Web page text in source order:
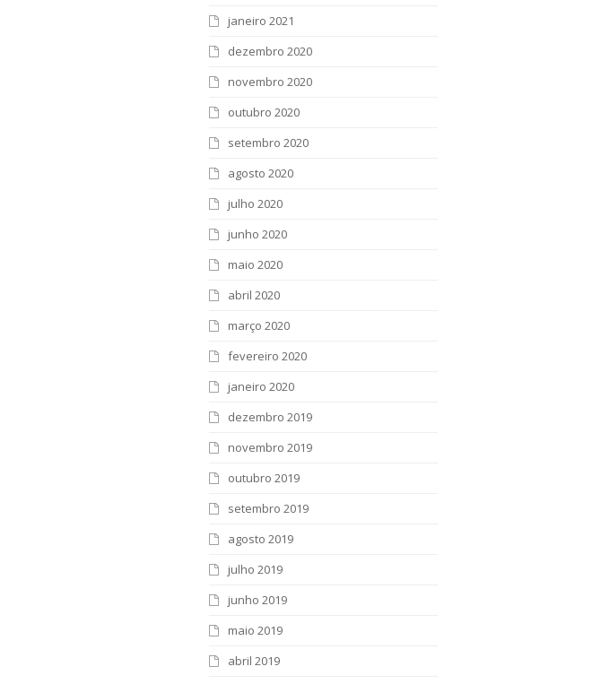
janeiro 2021
dezembro 2020
novembro 2020
outubro 2020
setembro 2020
agosto 2020
julho 2020
junho 2020
maio 2020
abril 2020
março 2020
fevereiro 2020
janeiro 2020
dezembro 2019
novembro 2019
outubro 2019
setembro 2019
agosto 2019
julho 2019
junho 2019
maio 2019
abril 2019